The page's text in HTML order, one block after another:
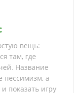
вещь:
там, где
Название
пессимизм, а
показать игру